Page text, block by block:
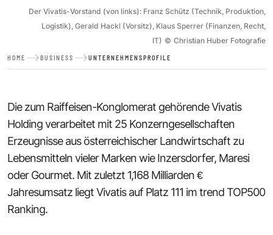
Der Vivatis-Vorstand (von links): Franz Schütz (Technik, Produktion,
Logistik), Gerald Hackl (Vorsitz), Klaus Sperrer (Finanzen, Recht,
IT) © Christian Huber Fotografie
HOME BUSINESS UNTERNEHMENSPROFILE
Die zum Raiffeisen-Konglomerat gehörende Vivatis
Holding verarbeitet mit 25 Konzerngesellschaften
Erzeugnisse aus österreichischer Landwirtschaft zu
Lebensmitteln vieler Marken wie Inzersdorfer, Maresi
oder Gourmet. Mit zuletzt 1,168 Milliarden €
Jahresumsatz liegt Vivatis auf Platz 111 im trend TOP500
Ranking.